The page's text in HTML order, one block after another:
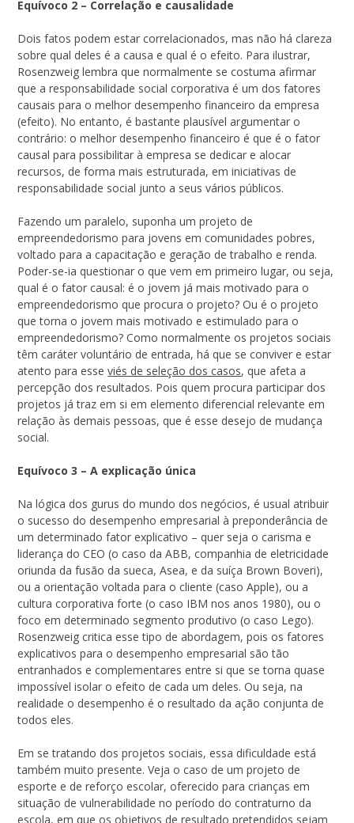
Equívoco 2 – Correlação e causalidade
Dois fatos podem estar correlacionados, mas não há clareza
sobre qual deles é a causa e qual é o efeito. Para ilustrar,
Rosenzweig lembra que normalmente se costuma afirmar
que a responsabilidade social corporativa é um dos fatores
causais para o melhor desempenho financeiro da empresa
(efeito). No entanto, é bastante plausível argumentar o
contrário: o melhor desempenho financeiro é que é o fator
causal para possibilitar à empresa se dedicar e alocar
recursos, de forma mais estruturada, em iniciativas de
responsabilidade social junto a seus vários públicos.
Fazendo um paralelo, suponha um projeto de
empreendedorismo para jovens em comunidades pobres,
voltado para a capacitação e geração de trabalho e renda.
Poder-se-ia questionar o que vem em primeiro lugar, ou seja,
qual é o fator causal: é o jovem já mais motivado para o
empreendedorismo que procura o projeto? Ou é o projeto
que torna o jovem mais motivado e estimulado para o
empreendedorismo? Como normalmente os projetos sociais
têm caráter voluntário de entrada, há que se conviver e estar
atento para esseviés de seleção dos casos, que afeta a
percepção dos resultados. Pois quem procura participar dos
projetos já traz em si em elemento diferencial relevante em
relação às demais pessoas, que é esse desejo de mudança
social.
Equívoco 3 – A explicação única
Na lógica dos gurus do mundo dos negócios, é usual atribuir
o sucesso do desempenho empresarial à preponderância de
um determinado fator explicativo – quer seja o carisma e
liderança do CEO (o caso da ABB, companhia de eletricidade
oriunda da fusão da sueca, Asea, e da suíça Brown Boveri),
ou a orientação voltada para o cliente (caso Apple), ou a
cultura corporativa forte (o caso IBM nos anos 1980), ou o
foco em determinado segmento produtivo (o caso Lego).
Rosenzweig critica esse tipo de abordagem, pois os fatores
explicativos para o desempenho empresarial são tão
entranhados e complementares entre si que se torna quase
impossível isolar o efeito de cada um deles. Ou seja, na
realidade o desempenho é o resultado da ação conjunta de
todos eles.
Em se tratando dos projetos sociais, essa dificuldade está
também muito presente. Veja o caso de um projeto de
esporte e de reforço escolar, oferecido para crianças em
situação de vulnerabilidade no período do contraturno da
escola, em que os objetivos de resultado pretendidos sejam